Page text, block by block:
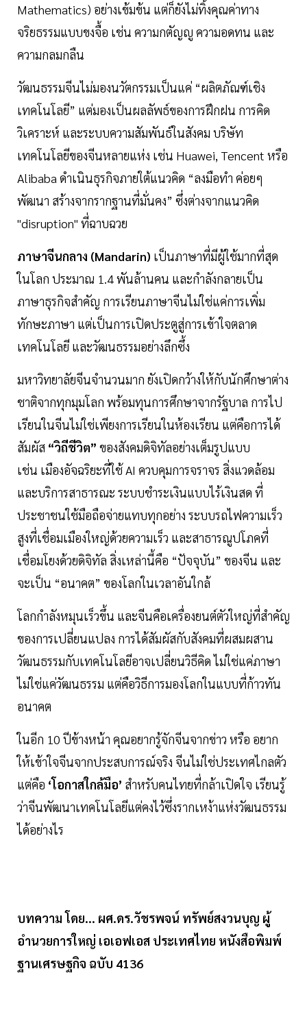
Mathematics) อย่างเข้มข้น แต่ก็ยังไม่ทิ้งคุณค่าทาง
จริยธรรมแบบขงจื้อ เช่น ความกตัญญู ความอดทน และ
ความกลมกลืน
วัฒนธรรมจีนไม่มองนวัตกรรมเป็นแค่ “ผลิตภัณฑ์เชิง
เทคโนโลยี” แต่มองเป็นผลลัพธ์ของการฝึกฝน การคิด
วิเคราะห์ และระบบความสัมพันธ์ในสังคม บริษัท
เทคโนโลยีของจีนหลายแห่ง เช่น Huawei, Tencent หรือ
Alibaba ดำเนินธุรกิจภายใต้แนวคิด “ลงมือทำ ค่อยๆ
พัฒนา สร้างจากรากฐานที่มั่นคง” ซึ่งต่างจากแนวคิด
"disruption" ที่ฉาบฉวย
ภาษาจีนกลาง (Mandarin) เป็นภาษาที่มีผู้ใช้มากที่สุด
ในโลก ประมาณ 1.4 พันล้านคน และกำลังกลายเป็น
ภาษาธุรกิจสำคัญ การเรียนภาษาจีนไม่ใช่แค่การเพิ่ม
ทักษะภาษา แต่เป็นการเปิดประตูสู่การเข้าใจตลาด
เทคโนโลยี และวัฒนธรรมอย่างลึกซึ้ง
มหาวิทยาลัยจีนจำนวนมาก ยังเปิดกว้างให้กับนักศึกษาต่าง
ชาติจากทุกมุมโลก พร้อมทุนการศึกษาจากรัฐบาล การไป
เรียนในจีนไม่ใช่เพียงการเรียนในห้องเรียน แต่คือการได้
สัมผัส “วิถีชีวิต” ของสังคมดิจิทัลอย่างเต็มรูปแบบ
เช่น เมืองอัจฉริยะที่ใช้ AI ควบคุมการจราจร สิ่งแวดล้อม
และบริการสาธารณะ ระบบชำระเงินแบบไร้เงินสด ที่
ประชาชนใช้มือถือจ่ายแทบทุกอย่าง ระบบรถไฟความเร็ว
สูงที่เชื่อมเมืองใหญ่ด้วยความเร็ว และสาธารณูปโภคที่
เชื่อมโยงด้วยดิจิทัล สิ่งเหล่านี้คือ “ปัจจุบัน” ของจีน และ
จะเป็น “อนาคต” ของโลกในเวลาอันใกล้
โลกกำลังหมุนเร็วขึ้น และจีนคือเครื่องยนต์ตัวใหญ่ที่สำคัญ
ของการเปลี่ยนแปลง การได้สัมผัสกับสังคมที่ผสมผสาน
วัฒนธรรมกับเทคโนโลยีอาจเปลี่ยนวิธีคิด ไม่ใช่แค่ภาษา
ไม่ใช่แค่วัฒนธรรม แต่คือวิธีการมองโลกในแบบที่ก้าวทัน
อนาคต
ในอีก 10 ปีข้างหน้า คุณอยากรู้จักจีนจากข่าว หรือ อยาก
ให้เข้าใจจีนจากประสบการณ์จริง จีนไม่ใช่ประเทศไกลตัว
แต่คือ ‘โอกาสใกล้มือ’ สำหรับคนไทยที่กล้าเปิดใจ เรียนรู้
ว่าจีนพัฒนาเทคโนโลยีแต่คงไว้ซึ่งรากเหง้าแห่งวัฒนธรรม
ได้อย่างไร
บทความ โดย... ผศ.ดร.วัชรพจน์ ทรัพย์สงวนบุญ ผู้
อำนวยการใหญ่ เอเอฟเอส ประเทศไทย หนังสือพิมพ์
ฐานเศรษฐกิจ ฉบับ 4136